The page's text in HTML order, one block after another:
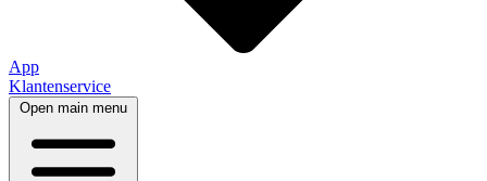
App
Klantenservice
Open main menu